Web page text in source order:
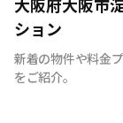
に特化】 マン
ンといえば株式
以上の中長期滞
は、家具・家電
ション
新着の物件や料金
をご紹介。